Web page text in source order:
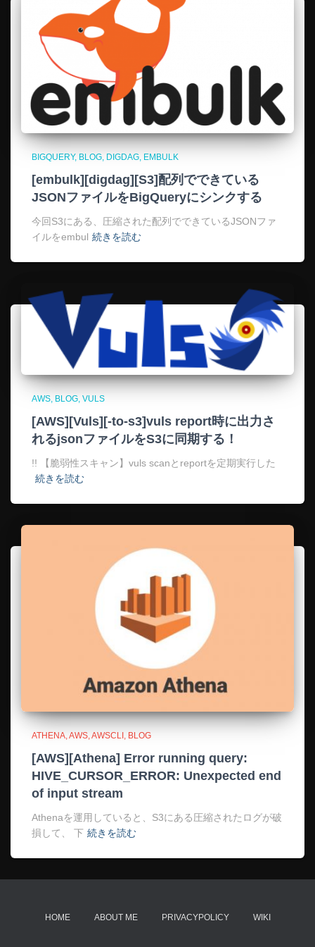
BIGQUERY BLOG DIGDAG EMBULK
[embulk][digdag][S3]配列でできている
JSONファイルをBigQueryにシンクする
今回S3にある、圧縮された配列でできているJSONファ
イルをembul 続きを読む
AWS BLOG VULS
[AWS][Vuls][-to-s3]vuls report時に出力さ
れるjsonファイルをS3に同期する！
!! 【脆弱性スキャン】vuls scanとreportを定期実行した
続きを読む
ATHENA AWS AWSCLI BLOG
[AWS][Athena] Error running query:
HIVE_CURSOR_ERROR: Unexpected end
of input stream
Athenaを運用していると、S3にある圧縮されたログが破
損して、 下 続きを読む
HOME ABOUT ME PRIVACYPOLICY WIKI